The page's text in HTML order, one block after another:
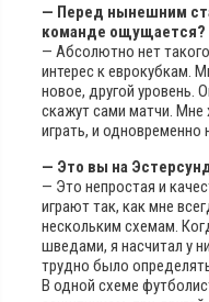
— Перед нынешним
команде ощущается?
— Абсолютно нет
интерес к еврокубкам.
новое, другой уровень.
скажут сами матчи. Мне
играть, и
— Это вы на
— Это непростая и
играют так, как мне
нескольким схемам.
шведами, я насчитал у
трудно было
В одной схеме